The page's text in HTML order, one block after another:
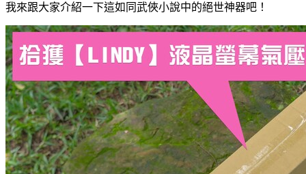
我來跟大家介紹一下這如同武俠小說中的絕世神器吧！